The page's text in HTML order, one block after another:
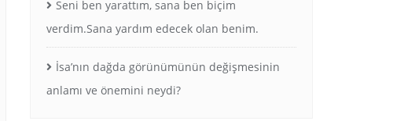
Seni ben yarattım, sana ben biçim
verdim.Sana yardım edecek olan benim.
İsa’nın dağda görünümünün değişmesinin
anlamı ve önemini neydi?